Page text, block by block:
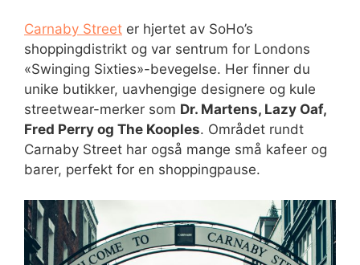
Carnaby Street er hjertet av SoHo’s
shoppingdistrikt og var sentrum for Londons
«Swinging Sixties»-bevegelse. Her finner du
unike butikker, uavhengige designere og kule
streetwear-merker som Dr. Martens, Lazy Oaf,
Fred Perry og The Kooples. Området rundt
Carnaby Street har også mange små kafeer og
barer, perfekt for en shoppingpause.